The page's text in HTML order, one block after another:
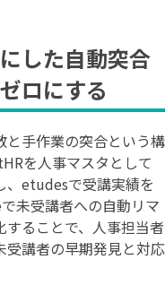
した自動突合
ロにする
手作業の突合という構
を人事マスタとして
、etudesで受講実績を
未受講者への自動リマ
ることで、人事担当者
受講者の早期発見と対応